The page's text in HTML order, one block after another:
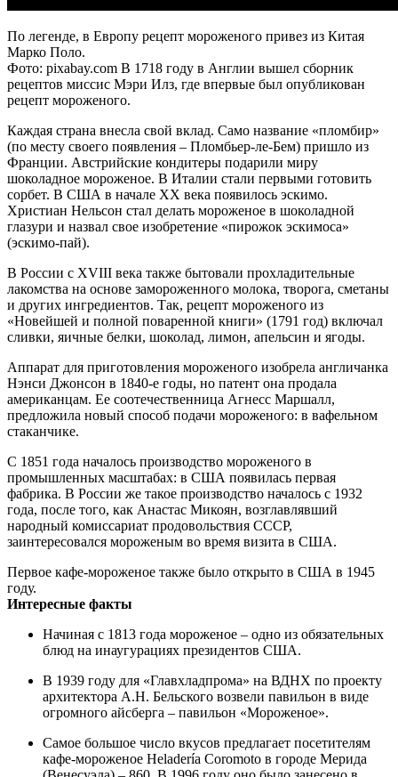
По легенде, в Европу рецепт мороженого привез из Китая
Марко Поло.
Фото: pixabay.com В 1718 году в Англии вышел сборник
рецептов миссис Мэри Илз, где впервые был опубликован
рецепт мороженого.
Каждая страна внесла свой вклад. Само название «пломбир»
(по месту своего появления – Пломбьер-ле-Бем) пришло из
Франции. Австрийские кондитеры подарили миру
шоколадное мороженое. В Италии стали первыми готовить
сорбет. В США в начале XX века появилось эскимо.
Христиан Нельсон стал делать мороженое в шоколадной
глазури и назвал свое изобретение «пирожок эскимоса»
(эскимо-пай).
В России с XVIII века также бытовали прохладительные
лакомства на основе замороженного молока, творога, сметаны
и других ингредиентов. Так, рецепт мороженого из
«Новейшей и полной поваренной книги» (1791 год) включал
сливки, яичные белки, шоколад, лимон, апельсин и ягоды.
Аппарат для приготовления мороженого изобрела англичанка
Нэнси Джонсон в 1840-е годы, но патент она продала
американцам. Ее соотечественница Агнесс Маршалл,
предложила новый способ подачи мороженого: в вафельном
стаканчике.
С 1851 года началось производство мороженого в
промышленных масштабах: в США появилась первая
фабрика. В России же такое производство началось с 1932
года, после того, как Анастас Микоян, возглавлявший
народный комиссариат продовольствия СССР,
заинтересовался мороженым во время визита в США.
Первое кафе-мороженое также было открыто в США в 1945
году.
Интересные факты
Начиная с 1813 года мороженое – одно из обязательных
блюд на инаугурациях президентов США.
В 1939 году для «Главхладпрома» на ВДНХ по проекту
архитектора А.Н. Бельского возвели павильон в виде
огромного айсберга – павильон «Мороженое».
Самое большое число вкусов предлагает посетителям
кафе-мороженое Heladería Coromoto в городе Мерида